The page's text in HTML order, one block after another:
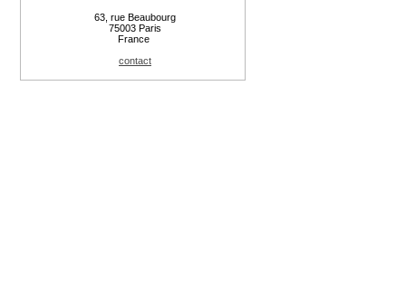
63, rue Beaubourg
75003 Paris
France
contact